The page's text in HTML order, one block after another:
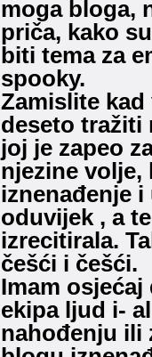
moga bloga,
priča, kako
biti tema za
spooky.
Zamislite kad
deseto tražiti
joj je zapeo
njezine volje,
iznenađenje
oduvijek , a
izrecitirala.
češći i češći.
Imam
ekipa ljud i-
nahođenju ili